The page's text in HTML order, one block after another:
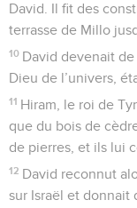
David. Il fit des
terrasse de Millo
10 David devenait
Dieu de l’univers,
11 Hiram, le roi de
que du bois de
de pierres, et ils lui
12 David reconnut
sur Israël et donnait